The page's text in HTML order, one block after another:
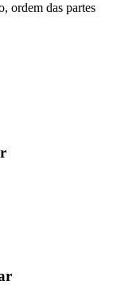
ordem das partes